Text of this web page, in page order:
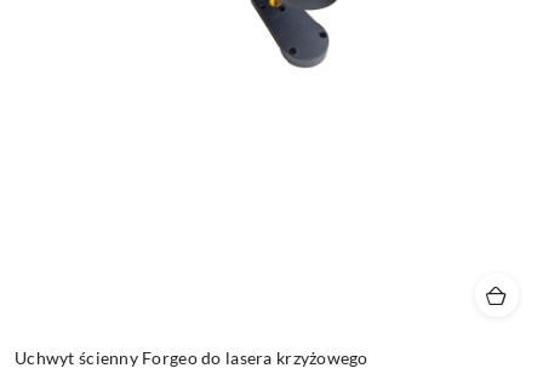
Uchwyt ścienny Forgeo do lasera krzyżowego